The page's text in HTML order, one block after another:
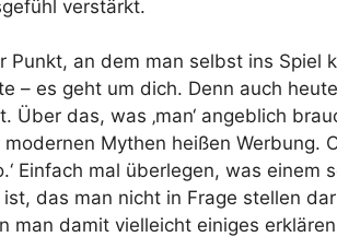
verstärkt.
Punkt, an dem man selbst ins Spiel
– es geht um dich. Denn auch
Über das, was ‚man‘ angeblich
Mythen heißen Werbung.
Einfach mal überlegen, was
das man nicht in Frage stellen
man damit vielleicht einiges